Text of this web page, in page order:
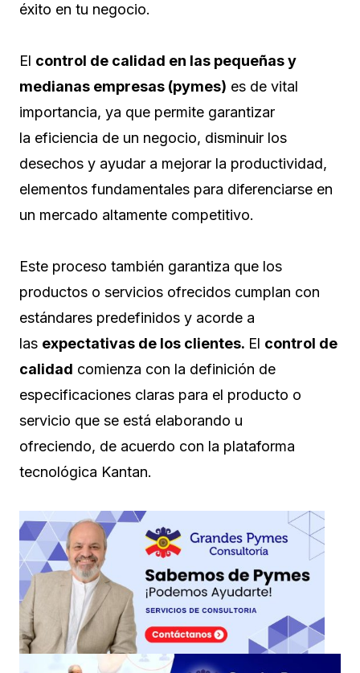
éxito en tu negocio.
El control de calidad en las pequeñas y
medianas empresas (pymes) es de vital
importancia, ya que permite garantizar
la eficiencia de un negocio, disminuir los
desechos y ayudar a mejorar la productividad,
elementos fundamentales para diferenciarse en
un mercado altamente competitivo.
Este proceso también garantiza que los
productos o servicios ofrecidos cumplan con
estándares predefinidos y acorde a
las expectativas de los clientes. El control de
calidad comienza con la definición de
especificaciones claras para el producto o
servicio que se está elaborando u
ofreciendo, de acuerdo con la plataforma
tecnológica Kantan.